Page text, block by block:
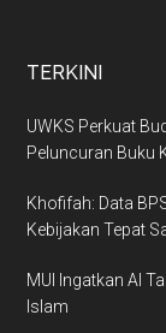
TERKINI
UWKS Perkuat
Peluncuran Buku
Khofifah: Data
Kebijakan Tepat
MUI Ingatkan AI
Islam